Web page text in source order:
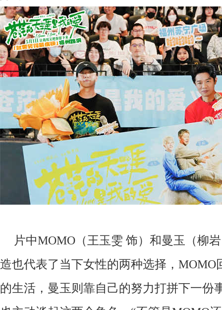
片中MOMO（王玉雯 饰）和曼玉（柳
造也代表了当下女性的两种选择，MOMO
的生活，曼玉则靠自己的努力打拼下一份